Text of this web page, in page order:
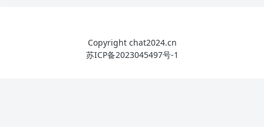
Copyright chat2024.cn
苏ICP备2023045497号-1